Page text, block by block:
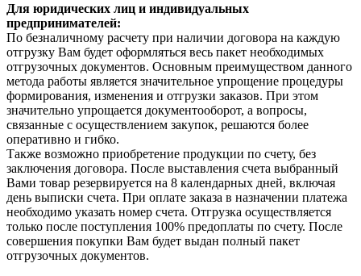
Для юридических лиц и индивидуальных
предпринимателей:
По безналичному расчету при наличии договора на каждую
отгрузку Вам будет оформляться весь пакет необходимых
отгрузочных документов. Основным преимуществом данного
метода работы является значительное упрощение процедуры
формирования, изменения и отгрузки заказов. При этом
значительно упрощается документооборот, а вопросы,
связанные с осуществлением закупок, решаются более
оперативно и гибко.
Также возможно приобретение продукции по счету, без
заключения договора. После выставления счета выбранный
Вами товар резервируется на 8 календарных дней, включая
день выписки счета. При оплате заказа в назначении платежа
необходимо указать номер счета. Отгрузка осуществляется
только после поступления 100% предоплаты по счету. После
совершения покупки Вам будет выдан полный пакет
отгрузочных документов.